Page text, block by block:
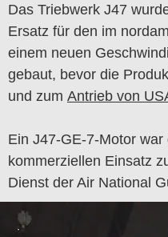
Das Triebwerk J47
Ersatz für den im
einem neuen
gebaut, bevor die
und zum Antrieb von
Ein J47-GE-7-Motor
kommerziellen Einsatz
Dienst der Air National